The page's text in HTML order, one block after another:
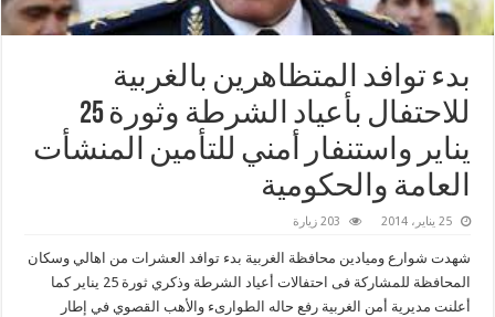
بدء توافد المتظاهرين بالغربية
للاحتفال بأعياد الشرطة وثورة 25
يناير واستنفار أمني للتأمين المنشأت
العامة والحكومية
25 يناير، 2014 203 زيارة
شهدت شوارع وميادين محافظة الغربية بدء توافد العشرات من اهالي وسكان
المحافظة للمشاركة فى احتفالات أعياد الشرطة وذكري ثورة 25 يناير كما
أعلنت مديرية أمن الغربية رفع حاله الطوارىء والأهب القصوي في إطار